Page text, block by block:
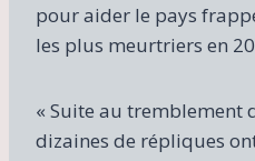
pour aider le pays
les plus meurtriers en 20
« Suite au tremblement
dizaines de répliques